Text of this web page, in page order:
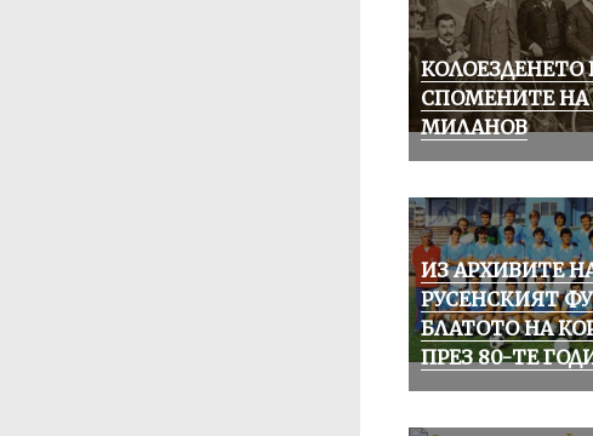
КОЛОЕЗДЕНЕТО
СПОМЕНИТЕ НА
МИЛАНОВ
ИЗ АРХИВИТЕ
РУСЕНСКИЯТ
БЛАТОТО НА
ПРЕЗ 80-ТЕ